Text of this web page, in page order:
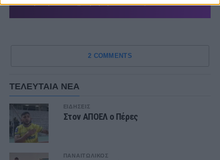
2 COMMENTS
ΤΕΛΕΥΤΑΙΑ ΝΕΑ
ΕΙΔΗΣΕΙΣ
Στον ΑΠΟΕΛ ο Πέρες
ΠΑΝΑΙΤΩΛΙΚΟΣ